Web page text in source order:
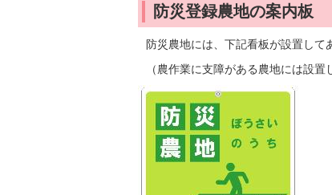
防災登録農地の案内板
防災農地には、下記看板が設置して
（農作業に支障がある農地には設